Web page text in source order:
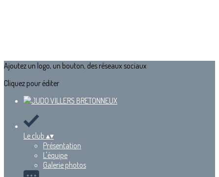
Ajoutez un logo, un bouton, des réseaux sociaux
Cliquez pour éditer
Le club ▴▾
Présentation
L'équipe
Galerie photos